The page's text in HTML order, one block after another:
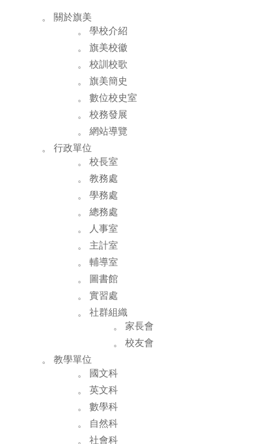
。 關於旗美
。 學校介紹
。 旗美校徽
。 校訓校歌
。 旗美簡史
。 數位校史室
。 校務發展
。 網站導覽
。 行政單位
。 校長室
。 教務處
。 學務處
。 總務處
。 人事室
。 主計室
。 輔導室
。 圖書館
。 實習處
。 社群組織
。 家長會
。 校友會
。 教學單位
。 國文科
。 英文科
。 數學科
。 自然科
。 社會科